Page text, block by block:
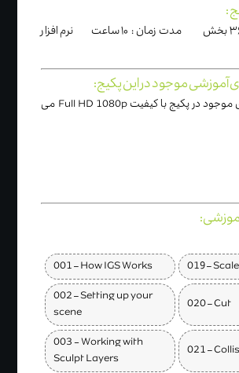
:
تعداد ویدیوها : ۳۶ بخش مدت زمان : ۱۰ ساعت نرم افزار
آموزشی موجود در این پکیج:
(تمامی ویدیوهای موجود در پکیج با کیفیت Full HD 1080p می
001 – How IGS Works
019 – Scale
002 – Setting up your
scene
020 – Cut
003 - Working with
Sculpt Layers
021 –